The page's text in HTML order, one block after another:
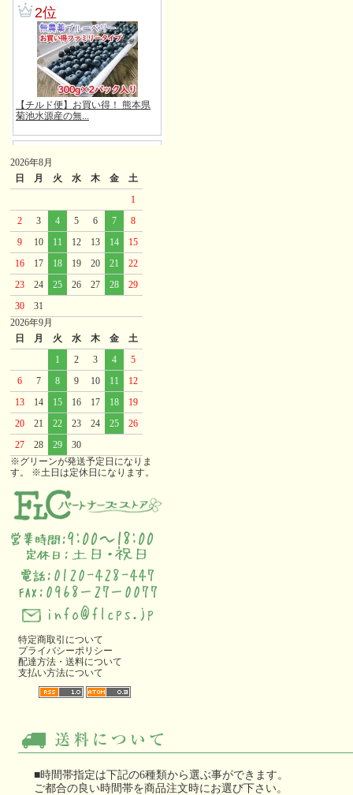
2026年8月
日
月 火 水 木 金
土
1
2
3 4 5 6 7
8
9
10 11 12 13 14
15
16
17 18 19 20 21
22
23
24 25 26 27 28
29
30
31
2026年9月
日
月 火 水 木 金
土
1
2 3 4
5
6
7 8 9 10 11
12
13
14 15 16 17 18
19
20
21 22 23 24 25
26
27
28 29
30
※グリーンが発送予定日になりま
す。 ※土日は定休日になります。
特定商取引について
プライバシーポリシー
配達方法・送料について
支払い方法について
■時間帯指定は下記の6種類から選ぶ事ができます。
ご都合の良い時間帯を商品注文時にお選び下さい。